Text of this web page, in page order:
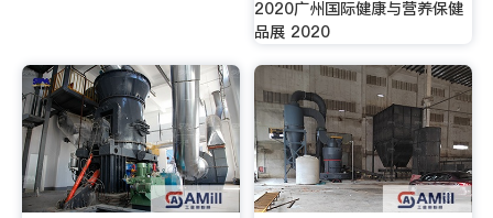
2020广州国际健康与营养保健
品展 2020